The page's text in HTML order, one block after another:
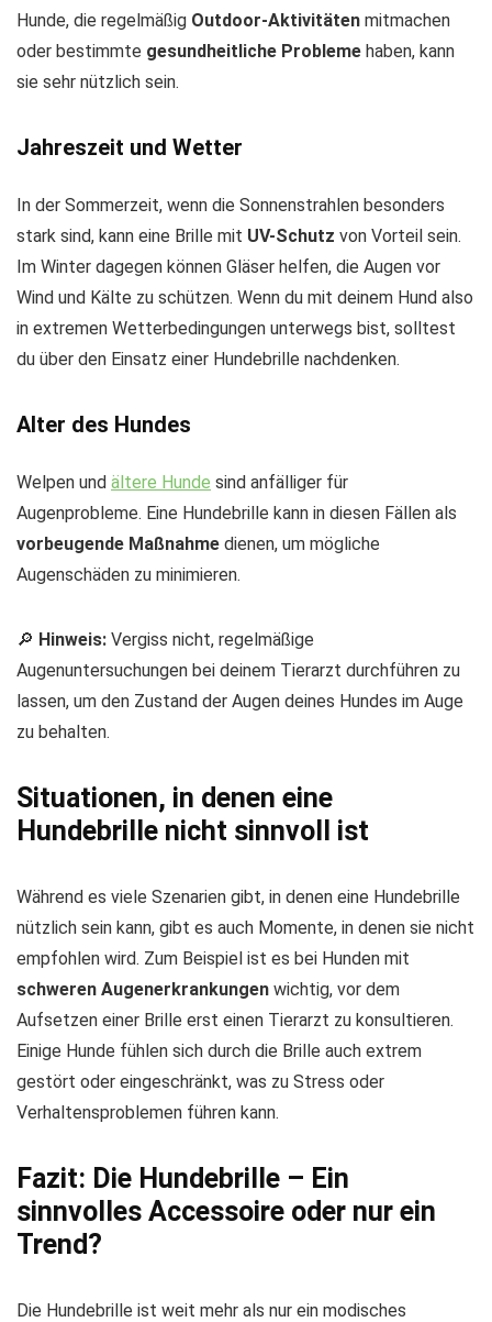
Hunde, die regelmäßig Outdoor-Aktivitäten mitmachen
oder bestimmte gesundheitliche Probleme haben, kann
sie sehr nützlich sein.
Jahreszeit und Wetter
In der Sommerzeit, wenn die Sonnenstrahlen besonders
stark sind, kann eine Brille mit UV-Schutz von Vorteil sein.
Im Winter dagegen können Gläser helfen, die Augen vor
Wind und Kälte zu schützen. Wenn du mit deinem Hund also
in extremen Wetterbedingungen unterwegs bist, solltest
du über den Einsatz einer Hundebrille nachdenken.
Alter des Hundes
Welpen und ältere Hunde sind anfälliger für
Augenprobleme. Eine Hundebrille kann in diesen Fällen als
vorbeugende Maßnahme dienen, um mögliche
Augenschäden zu minimieren.
🔎 Hinweis: Vergiss nicht, regelmäßige
Augenuntersuchungen bei deinem Tierarzt durchführen zu
lassen, um den Zustand der Augen deines Hundes im Auge
zu behalten.
Situationen, in denen eine
Hundebrille nicht sinnvoll ist
Während es viele Szenarien gibt, in denen eine Hundebrille
nützlich sein kann, gibt es auch Momente, in denen sie nicht
empfohlen wird. Zum Beispiel ist es bei Hunden mit
schweren Augenerkrankungen wichtig, vor dem
Aufsetzen einer Brille erst einen Tierarzt zu konsultieren.
Einige Hunde fühlen sich durch die Brille auch extrem
gestört oder eingeschränkt, was zu Stress oder
Verhaltensproblemen führen kann.
Fazit: Die Hundebrille – Ein
sinnvolles Accessoire oder nur ein
Trend?
Die Hundebrille ist weit mehr als nur ein modisches